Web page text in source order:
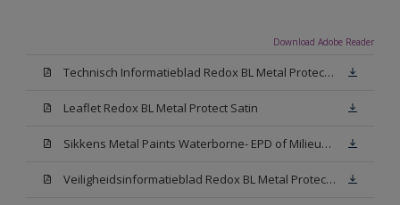
Download Adobe Reader
Technisch Informatieblad Redox BL Metal Protect (PDF)
Leaflet Redox BL Metal Protect Satin
Sikkens Metal Paints Waterborne- EPD of Milieuproductverklaring
Veiligheidsinformatieblad Redox BL Metal Protect Satin N00 (MSDS)